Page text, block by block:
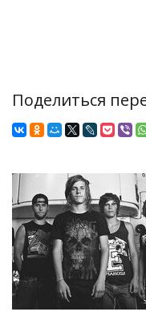
Поделиться